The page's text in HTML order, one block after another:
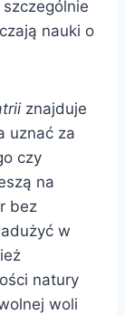
nauki o
znajduje
uznać za
czy
na
bez
w
natury
woli